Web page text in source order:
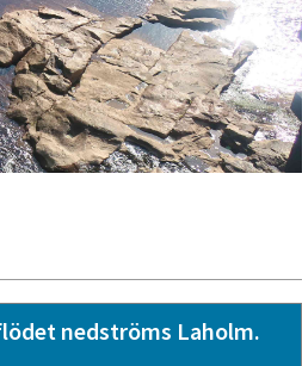
nedströms Laholm.